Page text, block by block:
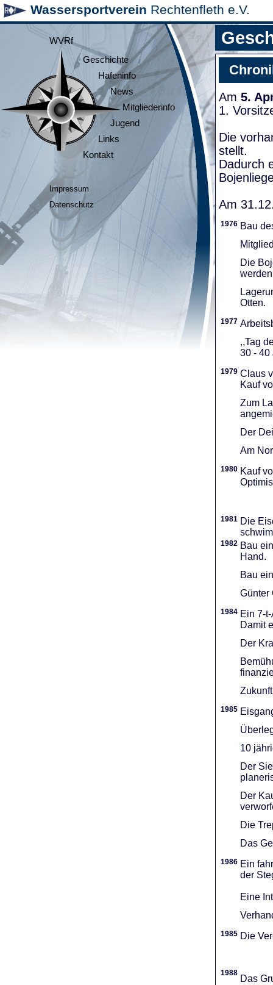
Wassersportverein Rechtenfleth e.V.
WVRf
Geschichte
Hafeninfo
News
Mitgliederinfo
Jugend
Links
Kontakt
Impressum
Datenschutz
Am 5.
1.
Die
stellt.
Dadurch
Am
1976 Bau
Die
Otten.
1977
,,Tag
30 - 40
1979 Claus
Kauf
Zum
Der
Am
1980 Kauf
1981 Die
1982 Bau
Hand.
Bau
Günter
1984 Ein 7-
Damit
Der
1985
10
Der
Der
Die
Das
1986 Ein
der
Eine
1985 Die
1988
Das